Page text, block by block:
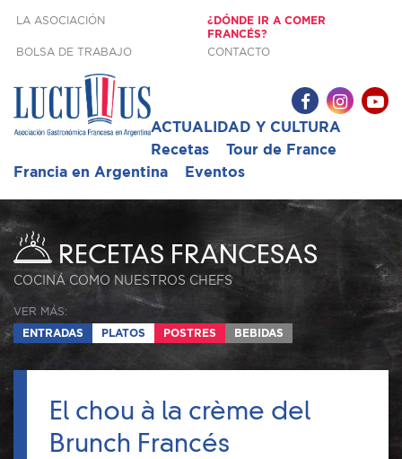
LA ASOCIACIÓN
¿DÓNDE IR A COMER
FRANCÉS?
BOLSA DE TRABAJO
CONTACTO
ACTUALIDAD Y CULTURA
Recetas
Tour de France
Francia en Argentina
Eventos
RECETAS FRANCESAS
COCINÁ COMO NUESTROS CHEFS
VER MÁS:
ENTRADAS
PLATOS POSTRES BEBIDAS
El chou à la crème del
Brunch Francés